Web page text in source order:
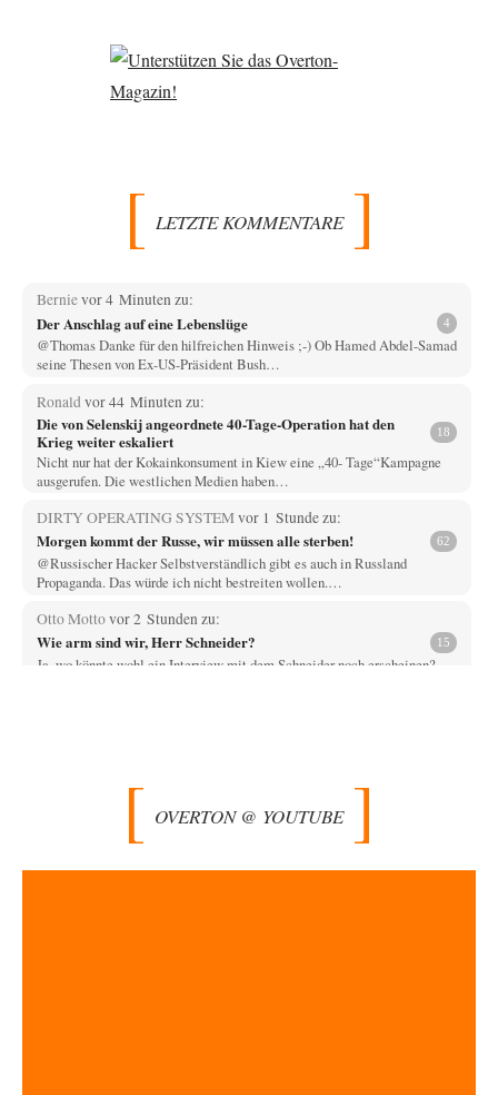
LETZTE KOMMENTARE
Bernievor 4 Minuten zu:
Der Anschlag auf eine Lebenslüge 4
@Thomas Danke für den hilfreichen Hinweis ;-) Ob Hamed Abdel-Samad
seine Thesen von Ex-US-Präsident Bush…
Ronald vor 44 Minuten zu:
Die von Selenskij angeordnete 40-Tage-Operation hat den
Krieg weiter eskaliert
18
Nicht nur hat der Kokainkonsument in Kiew eine „40- Tage“Kampagne
ausgerufen. Die westlichen Medien haben…
DIRTY OPERATING SYSTEMvor 1 Stunde zu:
Morgen kommt der Russe, wir müssen alle sterben! 62
@Russischer Hacker Selbstverständlich gibt es auch in Russland
Propaganda. Das würde ich nicht bestreiten wollen.…
Otto Mottovor 2 Stunden zu:
Wie arm sind wir, Herr Schneider? 15
Ja, wo könnte wohl ein Interview mit dem Schneider noch erscheinen?
einem System gesteuert, sondern…
vor 2 Stunden zu:
Russische Blockade des Schwarzen Meeres
Celler Loch, CSD-Anschlag, alles schon da für den 6.9. - jetzt fehlt
OVERTON @ YOUTUBE